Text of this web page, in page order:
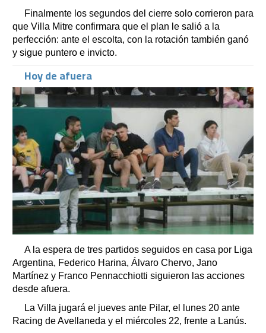
Finalmente los segundos del cierre solo corrieron para
que Villa Mitre confirmara que el plan le salió a la
perfección: ante el escolta, con la rotación también ganó
y sigue puntero e invicto.
Hoy de afuera
A la espera de tres partidos seguidos en casa por Liga
Argentina, Federico Harina, Álvaro Chervo, Jano
Martínez y Franco Pennacchiotti siguieron las acciones
desde afuera.
La Villa jugará el jueves ante Pilar, el lunes 20 ante
Racing de Avellaneda y el miércoles 22, frente a Lanús.